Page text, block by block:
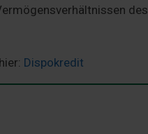
des
Dispokredit